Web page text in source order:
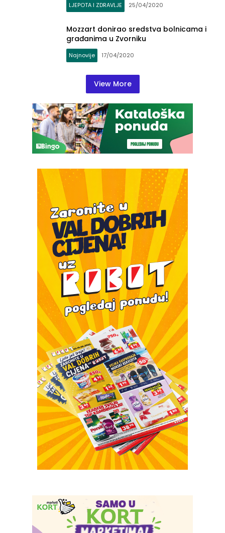
LJEPOTA I ZDRAVLJE 25/04/2020
Mozzart donirao sredstva bolnicama i
građanima u Zvorniku
Najnovije 17/04/2020
View More